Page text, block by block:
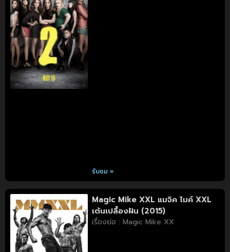
รับชม »
Magic Mike XXL แมจิค ไมค์ XXL
เต้นเปลื้องฝัน (2015)
เรื่องย่อ : Magic Mike XX